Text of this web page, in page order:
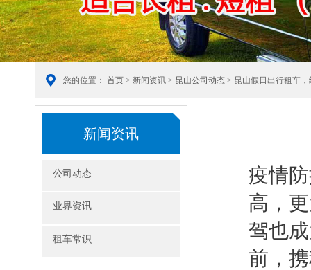
您的位置： 首页 > 新闻资讯 > 昆山公司动态 > 昆山假日出行租车
新闻资讯
公司动态
业界资讯
租车常识
疫情
高，
驾也
前，